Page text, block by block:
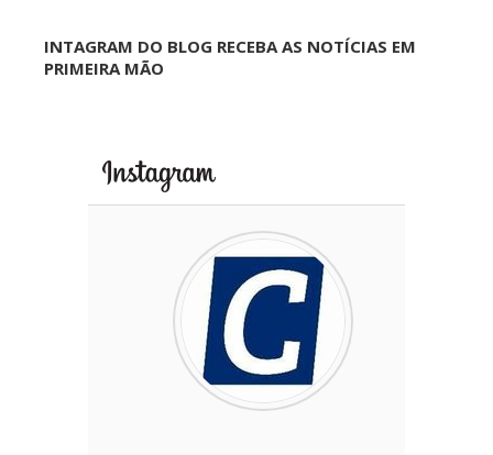
INTAGRAM DO BLOG RECEBA AS NOTÍCIAS EM
PRIMEIRA MÃO